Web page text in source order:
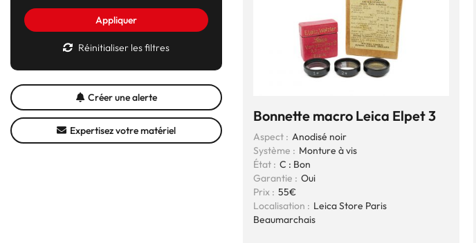
Appliquer
Réinitialiser les filtres
Créer une alerte
Expertisez votre matériel
Bonnette macro Leica Elpet 3
Aspect : Anodisé noir
Système : Monture à vis
État : C : Bon
Garantie : Oui
Prix : 55€
Localisation : Leica Store Paris
Beaumarchais